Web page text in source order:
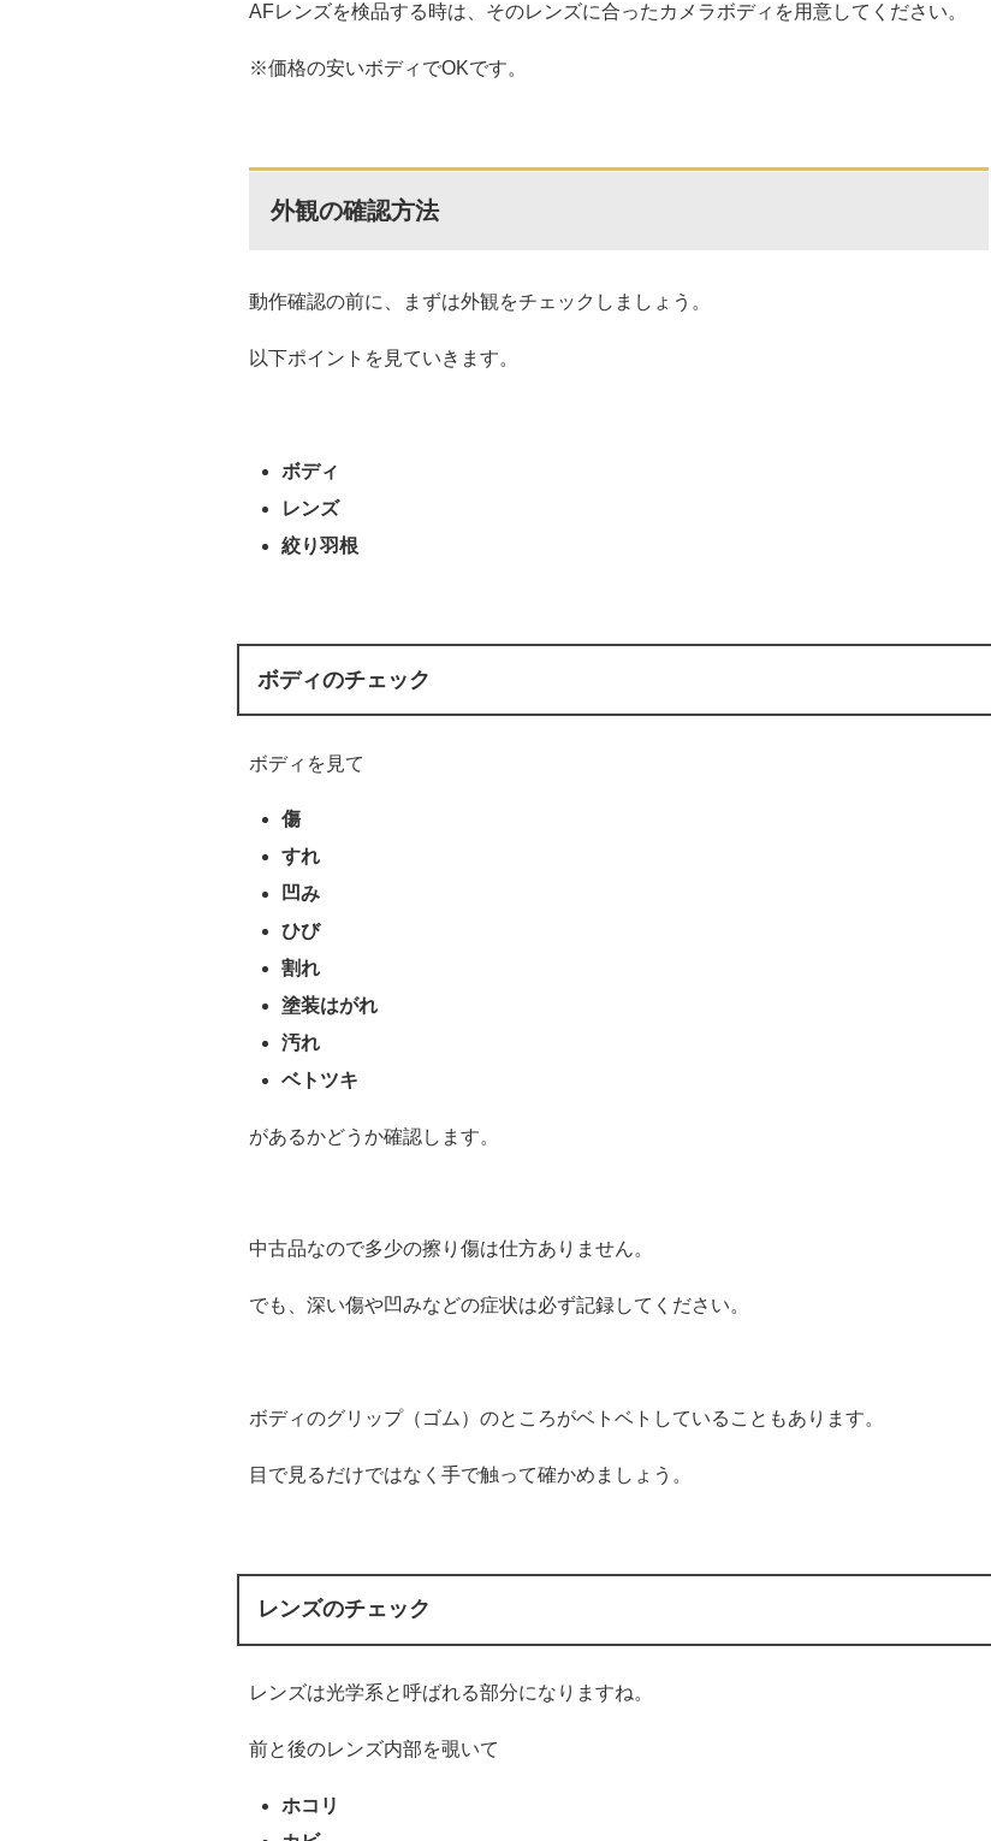
AFレンズを検品する時は、そのレンズに合ったカメラボディを用意してください。
※価格の安いボディでOKです。
外観の確認方法
動作確認の前に、まずは外観をチェックしましょう。
以下ポイントを見ていきます。
ボディ
レンズ
絞り羽根
ボディのチェック
ボディを見て
傷
すれ
凹み
ひび
割れ
塗装はがれ
汚れ
ベトツキ
があるかどうか確認します。
中古品なので多少の擦り傷は仕方ありません。
でも、深い傷や凹みなどの症状は必ず記録してください。
ボディのグリップ（ゴム）のところがベトベトしていることもあります。
目で見るだけではなく手で触って確かめましょう。
レンズのチェック
レンズは光学系と呼ばれる部分になりますね。
前と後のレンズ内部を覗いて
ホコリ